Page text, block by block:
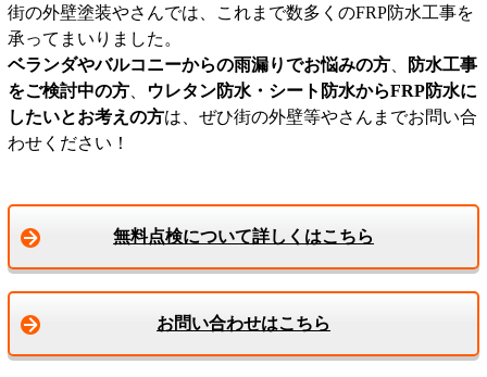
街の外壁塗装やさんでは、これまで数多くのFRP防水工事を
承ってまいりました。
ベランダやバルコニーからの雨漏りでお悩みの方
防水工事
をご検討中の方
ウレタン防水・シート防水からFRP防水に
したいとお考えの方は、ぜひ街の外壁等やさんまでお問い合
わせください！
無料点検について詳しくはこちら
お問い合わせはこちら